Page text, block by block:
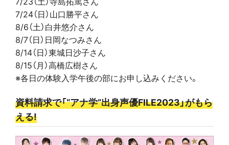
7/24（日）山口勝平さん
8/6（土）白井悠介さん
8/7（日）日岡なつみさん
8/14（日）東城日沙子さん
8/15（月）高橋広樹さん
※各日の体験入学午後の部にお申し込みください。
資料請求で「“アナ学”出身声優FILE2023」がもら
える!